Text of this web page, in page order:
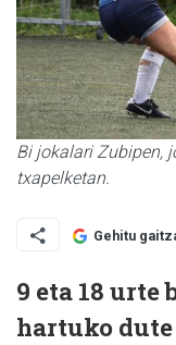
Bi jokalari Zubipen,
txapelketan.
Gehitu
9 eta 18
hartuko